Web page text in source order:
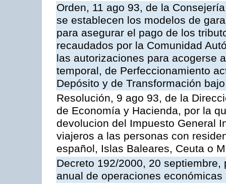
Orden, 11 ago 93, de la
se establecen los modelos de
para asegurar el pago de los
recaudados por la Comunidad
las autorizaciones para acogerse
temporal, de Perfeccionamiento
Depósito y de Transformación
Resolución, 9 ago 93, de la
de Economía y Hacienda, por la
devolucion del Impuesto General
viajeros a las personas con
español, Islas Baleares, Ceuta o
Decreto 192/2000, 20
anual de operaciones